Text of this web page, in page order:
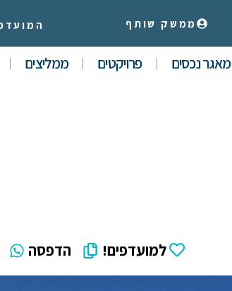
ממשק שותף
מאגר נכסים פרויקטים ממליצים
למועדפים! הדפסה